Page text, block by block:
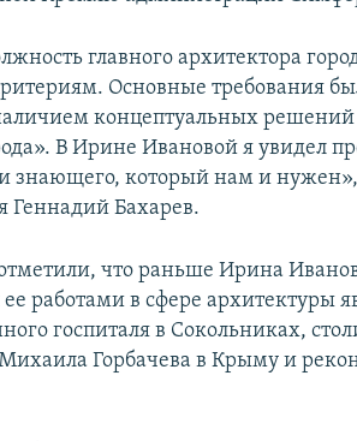
главного архитектора
Основные требования
концептуальных
В Ирине Ивановой я увидел
и знающего, который нам и нужен»,
Геннадий Бахарев.
что раньше Ирина
работами в сфере архитектуры
госпиталя в Сокольниках,
Горбачева в Крыму и